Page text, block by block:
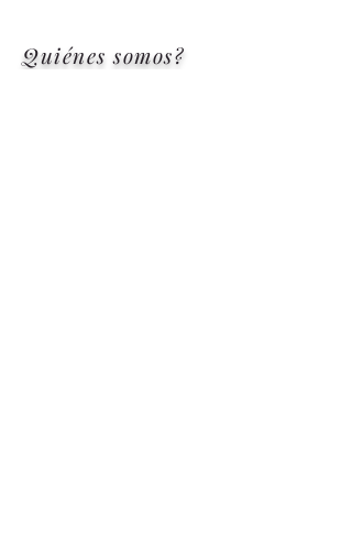
Quiénes somos?